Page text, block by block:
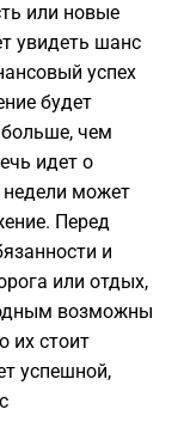
или новые
увидеть шанс
успех
будет
чем
идет о
недели может
Перед
и
или отдых,
возможны
их стоит
успешной,